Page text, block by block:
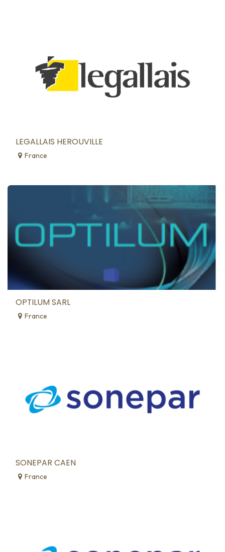
LEGALLAIS HEROUVILLE
France
OPTILUM SARL
France
SONEPAR CAEN
France